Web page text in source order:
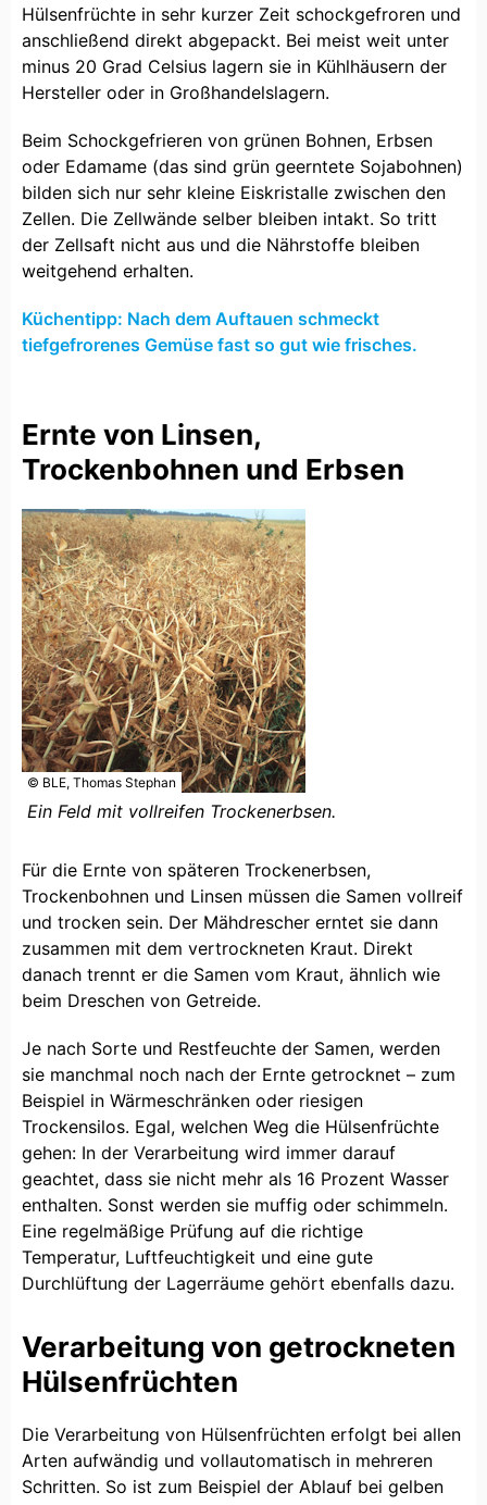
Hülsenfrüchte in sehr kurzer Zeit schockgefroren und
anschließend direkt abgepackt. Bei meist weit unter
minus 20 Grad Celsius lagern sie in Kühlhäusern der
Hersteller oder in Großhandelslagern.
Beim Schockgefrieren von grünen Bohnen, Erbsen
oder Edamame (das sind grün geerntete Sojabohnen)
bilden sich nur sehr kleine Eiskristalle zwischen den
Zellen. Die Zellwände selber bleiben intakt. So tritt
der Zellsaft nicht aus und die Nährstoffe bleiben
weitgehend erhalten.
Küchentipp: Nach dem Auftauen schmeckt
tiefgefrorenes Gemüse fast so gut wie frisches.
Ernte von Linsen,
Trockenbohnen und Erbsen
© BLE, Thomas Stephan
Ein Feld mit vollreifen Trockenerbsen.
Für die Ernte von späteren Trockenerbsen,
Trockenbohnen und Linsen müssen die Samen vollreif
und trocken sein. Der Mähdrescher erntet sie dann
zusammen mit dem vertrockneten Kraut. Direkt
danach trennt er die Samen vom Kraut, ähnlich wie
beim Dreschen von Getreide.
Je nach Sorte und Restfeuchte der Samen, werden
sie manchmal noch nach der Ernte getrocknet – zum
Beispiel in Wärmeschränken oder riesigen
Trockensilos. Egal, welchen Weg die Hülsenfrüchte
gehen: In der Verarbeitung wird immer darauf
geachtet, dass sie nicht mehr als 16 Prozent Wasser
enthalten. Sonst werden sie muffig oder schimmeln.
Eine regelmäßige Prüfung auf die richtige
Temperatur, Luftfeuchtigkeit und eine gute
Durchlüftung der Lagerräume gehört ebenfalls dazu.
Verarbeitung von getrockneten
Hülsenfrüchten
Die Verarbeitung von Hülsenfrüchten erfolgt bei allen
Arten aufwändig und vollautomatisch in mehreren
Schritten. So ist zum Beispiel der Ablauf bei gelben